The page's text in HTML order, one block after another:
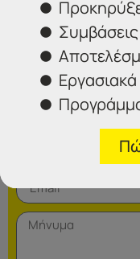
Θεσσαλονίκη:
Ιωάννινα:26516
Φόρμα